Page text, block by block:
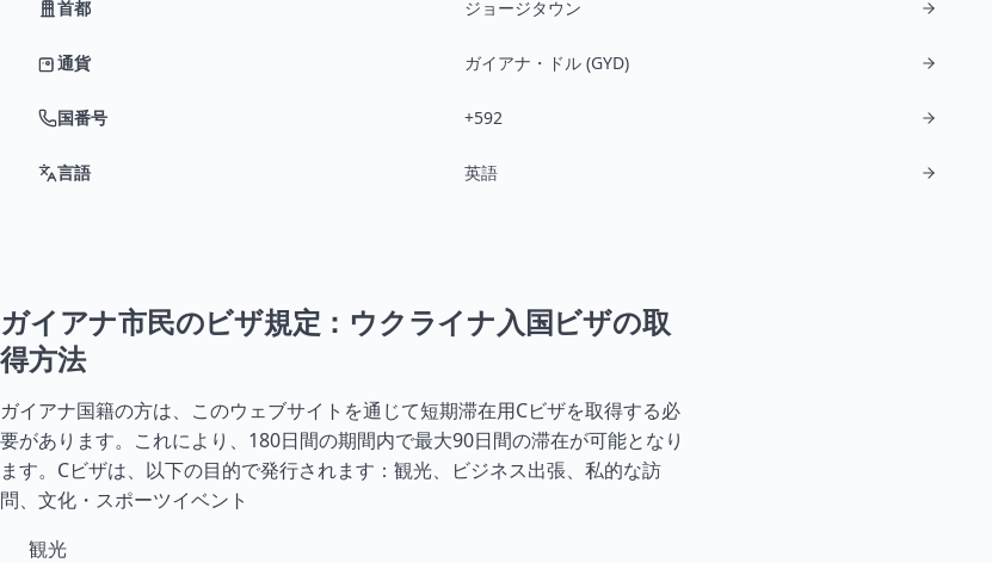
首都 ジョージタウン
通貨 ガイアナ・ドル (GYD)
国番号 +592
言語 英語
ガイアナ市民のビザ規定：ウクライナ入国ビザの取
得方法
ガイアナ国籍の方は、このウェブサイトを通じて短期滞在用Cビザを取得する必
要があります。これにより、180日間の期間内で最大90日間の滞在が可能となり
ます。Cビザは、以下の目的で発行されます：観光、ビジネス出張、私的な訪
問、文化・スポーツイベント
観光